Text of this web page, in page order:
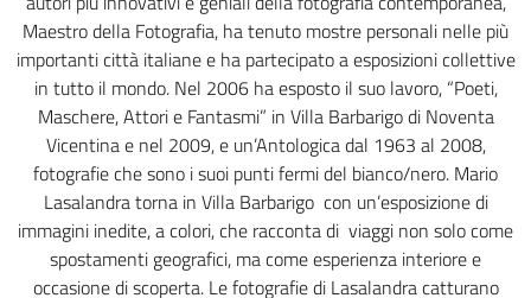
Maestro della Fotografia, ha tenuto mostre personali nelle più
importanti città italiane e ha partecipato a esposizioni collettive
in tutto il mondo. Nel 2006 ha esposto il suo lavoro, “Poeti,
Maschere, Attori e Fantasmi” in Villa Barbarigo di Noventa
Vicentina e nel 2009, e un’Antologica dal 1963 al 2008,
fotografie che sono i suoi punti fermi del bianco/nero. Mario
Lasalandra torna in Villa Barbarigo con un’esposizione di
immagini inedite, a colori, che racconta di viaggi non solo come
spostamenti geografici, ma come esperienza interiore e
occasione di scoperta. Le fotografie di Lasalandra catturano